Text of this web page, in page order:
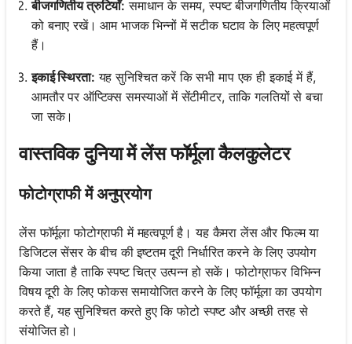
बीजगणितीय त्रुटियाँ: समाधान के समय, स्पष्ट बीजगणितीय क्रियाओं
को बनाए रखें। आम भाजक भिन्नों में सटीक घटाव के लिए महत्वपूर्ण
हैं।
इकाई स्थिरता: यह सुनिश्चित करें कि सभी माप एक ही इकाई में हैं,
आमतौर पर ऑप्टिक्स समस्याओं में सेंटीमीटर, ताकि गलतियों से बचा
जा सके।
वास्तविक दुनिया में लेंस फॉर्मूला कैलकुलेटर
फोटोग्राफी में अनुप्रयोग
लेंस फॉर्मूला फोटोग्राफी में महत्वपूर्ण है। यह कैमरा लेंस और फिल्म या
डिजिटल सेंसर के बीच की इष्टतम दूरी निर्धारित करने के लिए उपयोग
किया जाता है ताकि स्पष्ट चित्र उत्पन्न हो सकें। फोटोग्राफर विभिन्न
विषय दूरी के लिए फोकस समायोजित करने के लिए फॉर्मूला का उपयोग
करते हैं, यह सुनिश्चित करते हुए कि फोटो स्पष्ट और अच्छी तरह से
संयोजित हो।